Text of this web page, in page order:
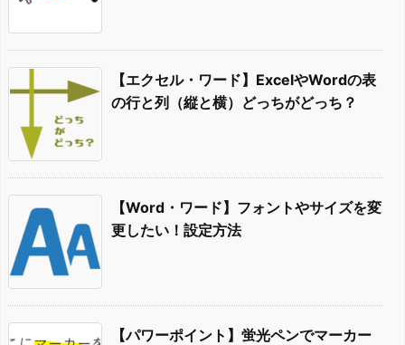
【エクセル・ワード】ExcelやWordの表
の行と列（縦と横）どっちがどっち？
【Word・ワード】フォントやサイズを変
更したい！設定方法
【パワーポイント】蛍光ペンでマーカー